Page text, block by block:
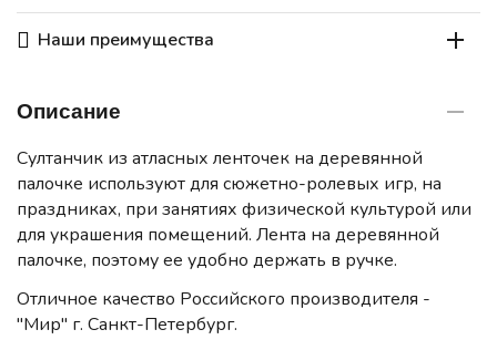
Наши преимущества
Описание
Султанчик из атласных ленточек на деревянной
палочке используют для сюжетно-ролевых игр, на
праздниках, при занятиях физической культурой или
для украшения помещений. Лента на деревянной
палочке, поэтому ее удобно держать в ручке.
Отличное качество Российского производителя -
"Мир" г. Санкт-Петербург.